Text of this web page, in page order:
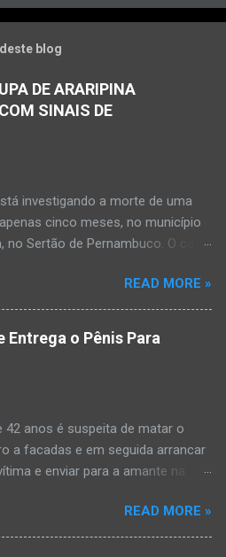
blog
DE ARARIPINA
SINAIS DE
investigando a morte de uma
cinco meses, no município
no Sertão de Pernambuco. O caso
A PM diz que, na segunda-
para verificar uma
de estupro de vulnerável,
mas ao chegar ao local a
com um quadro de desidratação
além de apresentar ruptura anal
pais informaram que a criança
estar. Segundo a PM, os pais só
para UPA após uma piora no
READ MORE »
o Pênis Para
42 anos é suspeita de matar o
a facadas e em seguida arrancar
e enviar para a amante na
De acordo com o G1, o delegado
responsável pelo caso, a
READ MORE »